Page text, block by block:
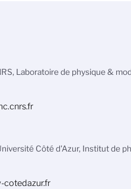
Laboratoire de physique &
Côté d'Azur, Institut de
cotedazur.fr